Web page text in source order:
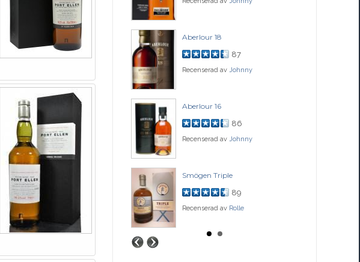
Convalmore 28yo / 1977
Glen Garioch 15 renaissance
92
Recenserad avJohnny
Balblair 1990 2nd release
Aberlour 18
87
Recenserad av Johnny
Aberlour 16
86
Recenserad av Johnny
Smögen Triple
89
Recenserad av Rolle